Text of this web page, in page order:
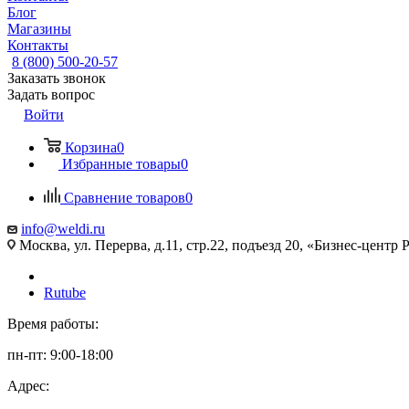
Блог
Магазины
Контакты
8 (800) 500-20-57
Заказать звонок
Задать вопрос
Войти
Корзина0
Избранные товары0
Сравнение товаров0
info@weldi.ru
Москва, ул. Перерва, д.11, стр.22, подъезд 20, «Бизнес-центр
Rutube
Время работы:
пн-пт: 9:00-18:00
Адрес: